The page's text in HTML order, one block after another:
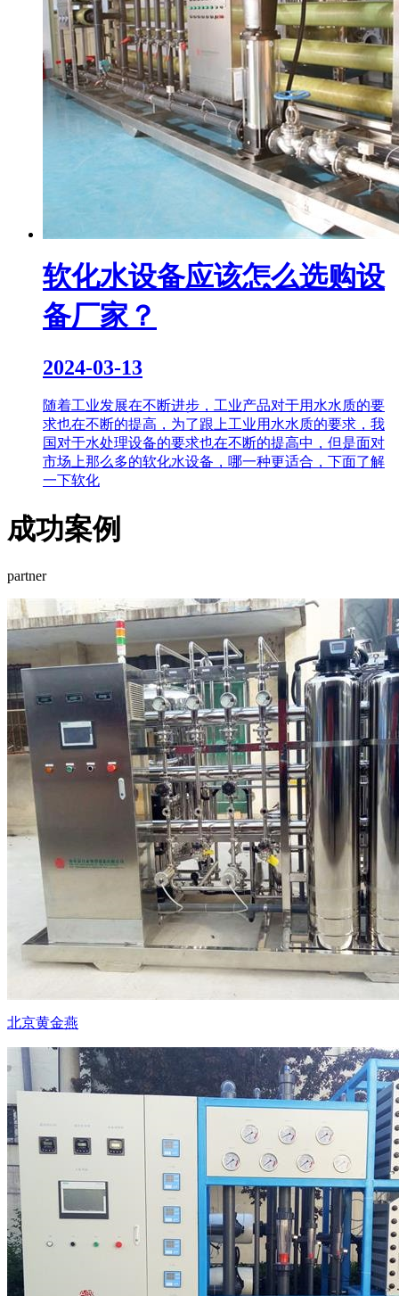
软化水设备应该怎么选购设
备厂家？
2024-03-13
随着工业发展在不断进步，工业产品对于用水水质的要
求也在不断的提高，为了跟上工业用水水质的要求，我
国对于水处理设备的要求也在不断的提高中，但是面对
市场上那么多的软化水设备，哪一种更适合，下面了解
一下软化
成功案例
partner
北京黄金燕